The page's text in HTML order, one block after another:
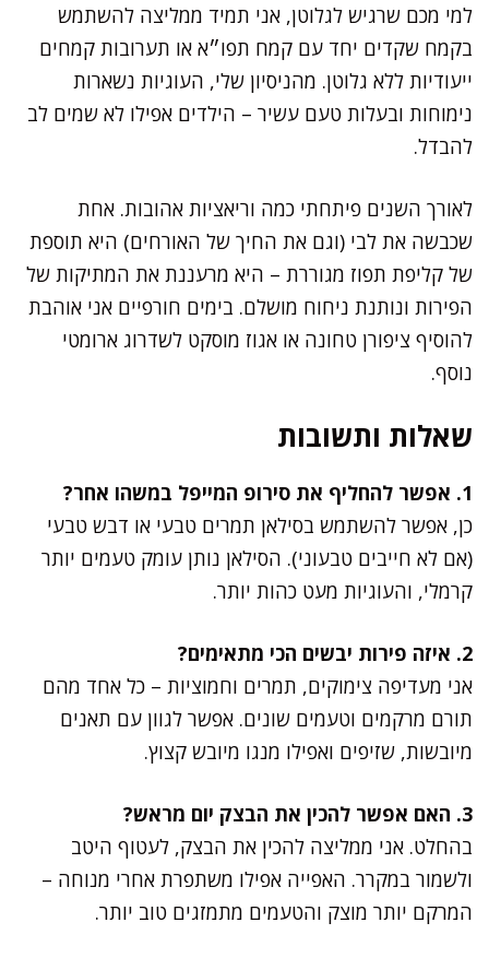
למי מכם שרגיש לגלוטן, אני תמיד ממליצה להשתמש
בקמח שקדים יחד עם קמח תפו״א או תערובות קמחים
ייעודיות ללא גלוטן. מהניסיון שלי, העוגיות נשארות
נימוחות ובעלות טעם עשיר – הילדים אפילו לא שמים לב
להבדל.
לאורך השנים פיתחתי כמה וריאציות אהובות. אחת
שכבשה את לבי (וגם את החיך של האורחים) היא תוספת
של קליפת תפוז מגוררת – היא מרעננת את המתיקות של
הפירות ונותנת ניחוח מושלם. בימים חורפיים אני אוהבת
להוסיף ציפורן טחונה או אגוז מוסקט לשדרוג ארומטי
נוסף.
שאלות ותשובות
1. אפשר להחליף את סירופ המייפל במשהו אחר?
כן, אפשר להשתמש בסילאן תמרים טבעי או דבש טבעי
(אם לא חייבים טבעוני). הסילאן נותן עומק טעמים יותר
קרמלי, והעוגיות מעט כהות יותר.
2. איזה פירות יבשים הכי מתאימים?
אני מעדיפה צימוקים, תמרים וחמוציות – כל אחד מהם
תורם מרקמים וטעמים שונים. אפשר לגוון עם תאנים
מיובשות, שזיפים ואפילו מנגו מיובש קצוץ.
3. האם אפשר להכין את הבצק יום מראש?
בהחלט. אני ממליצה להכין את הבצק, לעטוף היטב
ולשמור במקרר. האפייה אפילו משתפרת אחרי מנוחה –
המרקם יותר מוצק והטעמים מתמזגים טוב יותר.